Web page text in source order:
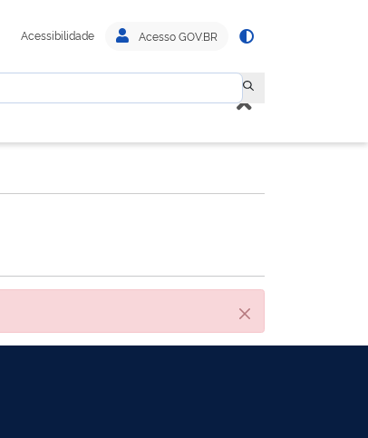
Acessibilidade Acesso GOV.BR
Close